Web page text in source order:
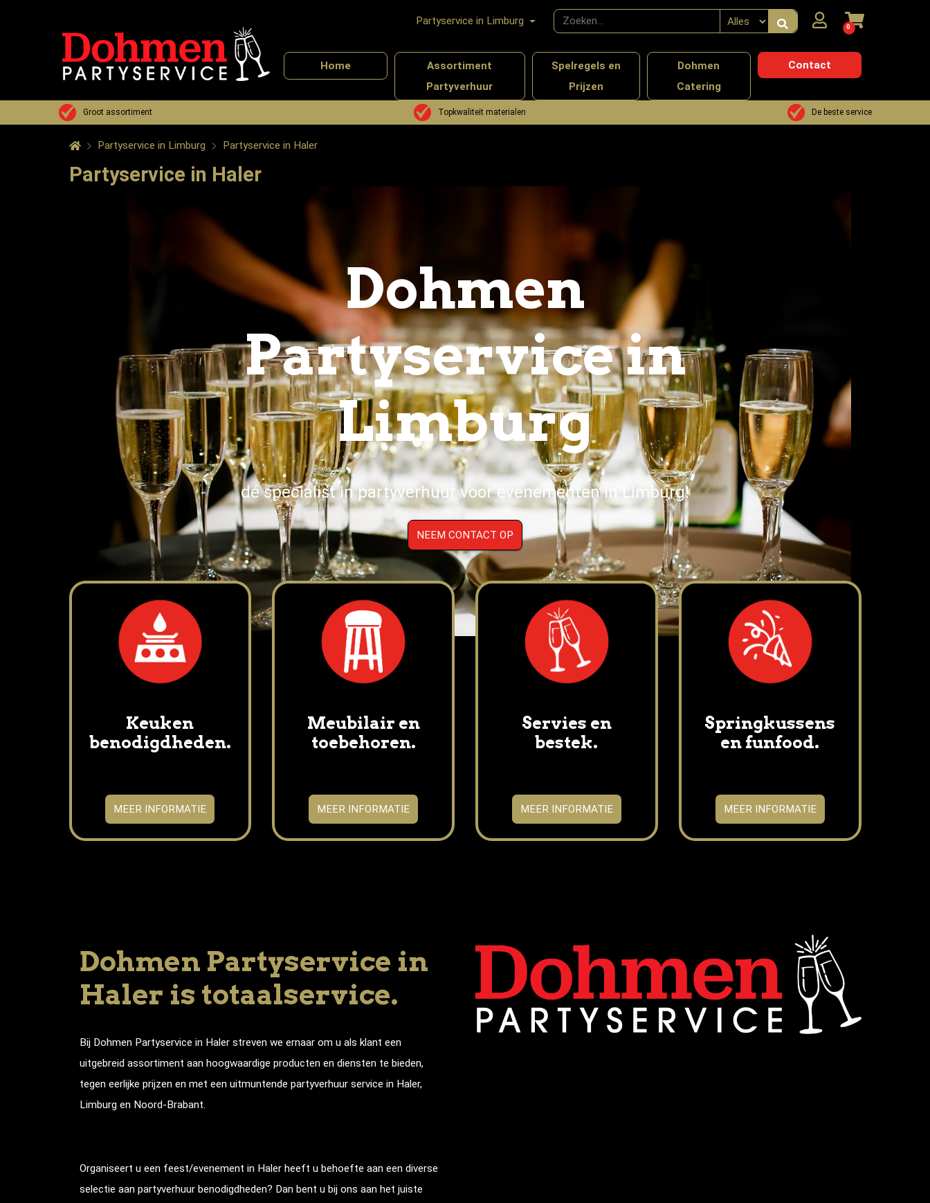
Partyservice in Limburg 0
Home
Assortiment
Partyverhuur
Spelregels en
Prijzen
Dohmen
Catering
Contact
Groot assortiment Topkwaliteit materialen De beste service
Partyservice in Limburg Partyservice in Haler
Partyservice in Haler
Dohmen
Partyservice in
Limburg
dé specialist in partyverhuur voor evenementen in Limburg!
NEEM CONTACT OP
Keuken
benodigdheden.
MEER INFORMATIE
Meubilair en
toebehoren.
MEER INFORMATIE
Servies en
bestek.
MEER INFORMATIE
Springkussens
en funfood.
MEER INFORMATIE
Dohmen Partyservice in
Haler is totaalservice.
Bij Dohmen Partyservice in Halerstreven we ernaar om u als klant een
uitgebreid assortiment aan hoogwaardige producten en diensten te bieden,
tegen eerlijke prijzen en met een uitmuntende partyverhuur service in Haler,
Limburg en Noord-Brabant.
Organiseert u een feest/evenement in Haler heeft u behoefte aan een diverse
selectie aan partyverhuur benodigdheden? Dan bent u bij ons aan het juiste